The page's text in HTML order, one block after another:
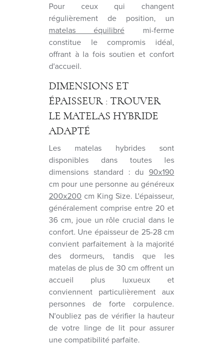
Pour ceux qui changent
régulièrement de position, un
matelas équilibré mi-ferme
constitue le compromis idéal,
offrant à la fois soutien et confort
d'accueil.
DIMENSIONS ET
ÉPAISSEUR : TROUVER
LE MATELAS HYBRIDE
ADAPTÉ
Les matelas hybrides sont
disponibles dans toutes les
dimensions standard : du 90x190
cm pour une personne au généreux
200x200 cm King Size. L'épaisseur,
généralement comprise entre 20 et
36 cm, joue un rôle crucial dans le
confort. Une épaisseur de 25-28 cm
convient parfaitement à la majorité
des dormeurs, tandis que les
matelas de plus de 30 cm offrent un
accueil plus luxueux et
conviennent particulièrement aux
personnes de forte corpulence.
N'oubliez pas de vérifier la hauteur
de votre linge de lit pour assurer
une compatibilité parfaite.